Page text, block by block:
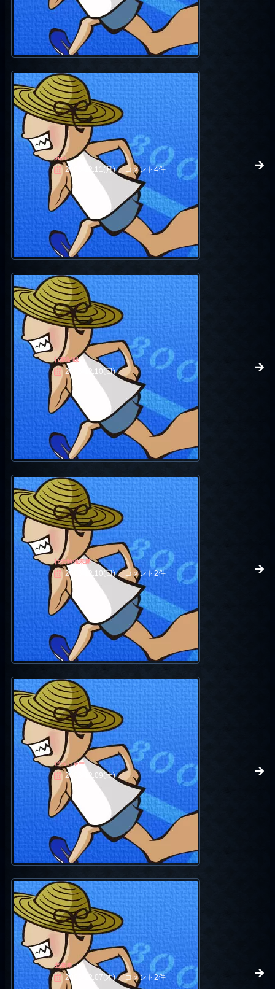
pink
2006.12.11(月) コメント4件
行動記録
2006.12.10(日)
社会勉強未遂
2006.12.10(日) コメント2件
だっしゃー
2006.12.09(土)
出来事
2006.12.07(木) コメント2件